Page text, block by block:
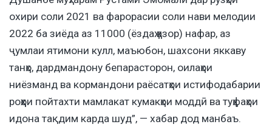
охири соли 2021 ва фарорасии соли нави мелодии
2022 ба зиёда аз 11000 (ёздаҳ ҳазор) нафар, аз
ҷумлаи ятимони кулл, маъюбон, шахсони яккаву
танҳо, дардмандону бепарасторон, оилаҳои
ниёзманд ва кормандони раёсатҳои истифодабарии
роҳҳои пойтахти мамлакат кумакҳои моддӣ ва туҳфаҳои
идона тақдим карда шуд”, — хабар дод манбаъ.